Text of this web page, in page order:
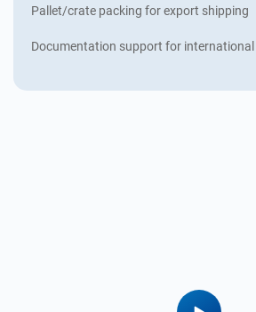
Pallet/crate packing for export shipping
Documentation support for international